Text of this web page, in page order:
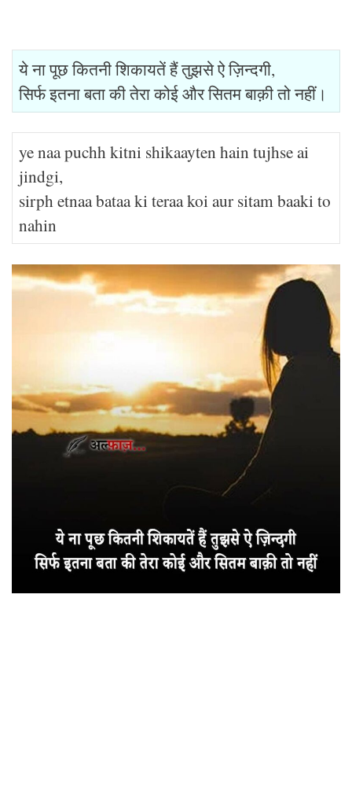
ये ना पूछ कितनी शिकायतें हैं तुझसे ऐ ज़िन्दगी,
सिर्फ इतना बता की तेरा कोई और सितम बाक़ी तो नहीं।
ye naa puchh kitni shikaayten hain tujhse ai
jindgi,
sirph etnaa bataa ki teraa koi aur sitam baaki to
nahin